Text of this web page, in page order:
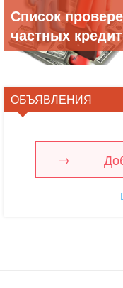
Список
частных
ОБЪЯВЛЕНИЯ